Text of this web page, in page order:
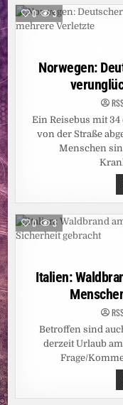
0 3
Norwegen:
Ein Reisebus mit
von der Straße
Menschen
0 3
Italien:
Betroffen sind
derzeit Urlaub
Frage/